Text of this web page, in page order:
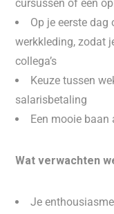
cursussen of een
Op je eerste
werkkleding, zodat
collega’s
Keuze tussen
salarisbetaling
Een mooie baan
Wat verwachten
Je